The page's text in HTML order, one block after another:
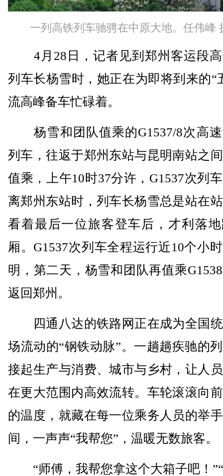
一列高铁列车驰骋在中原大地。任伟峰
4月28日，记者见到郑州客运段高
列车长杨雪时，她正在为即将到来的“
流高峰备车忙碌着。
杨雪和团队值乘的G1537/8次高速
列车，往返于郑州东站与昆明南站之
值乘，上午10时37分许，G1537次列
离郑州东站时，列车长杨雪总是站在
看着最后一位旅客登车后，才利落
厢。G1537次列车全程运行近10个小
明，第二天，杨雪和团队再值乘
返回郑州。
四通八达的铁路网正在成为全国
场流动的“钢铁动脉”。一趟趟疾驰的
接起生产与消费、城市与乡村，让人
在更大范围内高效流转。车轮滚滚向
的温度，就藏在每一位乘务人员的举
间，一声声“我帮您”，温暖无数旅客。
“师傅，我帮您拿这个大箱子吧！